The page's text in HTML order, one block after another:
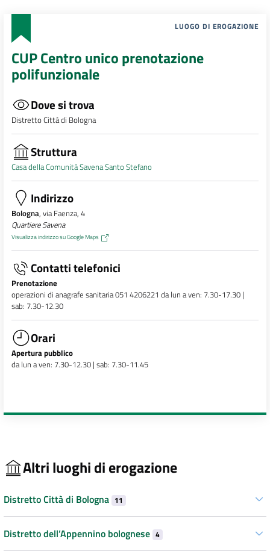
LUOGO DI EROGAZIONE
CUP Centro unico prenotazione
polifunzionale
Dove si trova
Distretto Città di Bologna
Struttura
Casa della Comunità Savena Santo Stefano
Indirizzo
Bologna, via Faenza, 4
Quartiere Savena
Visualizza indirizzo su Google Maps
Contatti telefonici
Prenotazione
operazioni di anagrafe sanitaria 051 4206221 da lun a ven: 7.30-17.30 |
sab: 7.30-12.30
Orari
Apertura pubblico
da lun a ven: 7.30-12.30 | sab: 7.30-11.45
Altri luoghi di erogazione
Distretto Città di Bologna 11
Distretto dell’Appennino bolognese 4